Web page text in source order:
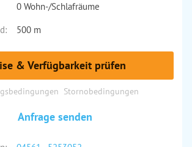
0 Wohn-/Schlafräume
500 m
& Verfügbarkeit prüfen
Stornobedingungen
Anfrage senden